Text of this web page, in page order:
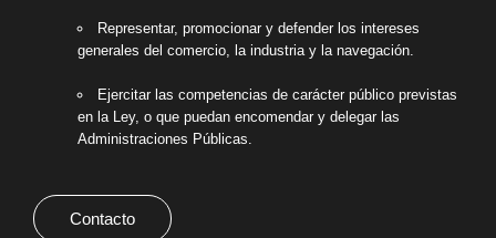
Representar, promocionar y defender los intereses
generales del comercio, la industria y la navegación.
Ejercitar las competencias de carácter público previstas
en la Ley, o que puedan encomendar y delegar las
Administraciones Públicas.
Contacto